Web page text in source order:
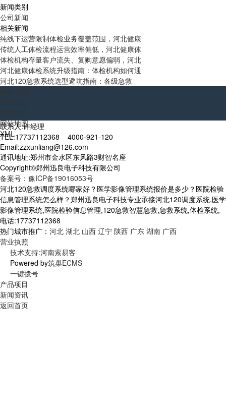
新闻类别
公司新闻
相关新闻
纯线下运营限制体检业务覆盖范围，河北健康
传统人工体检流程运营效率偏低，河北健康体
体检机构存量客户流失、复购意愿偏弱，河北
河北健康体检系统升级指南：体检机构如何通
河北120急救系统选型避坑指南：各级急救
网站地图
XML
联系人:许经理
TEL:17737112368 4000-921-120
Email:zzxunliang@126.com
通讯地址:郑州市金水区东风路3财智名座
Copyright©郑州迅良电子科技有限公司
备案号：豫ICP备19016053号
河北120急救调度系统哪家好？医学影像管理系统报价是多少？医院检验
信息管理系统怎么样？郑州迅良电子科技专业承接河北120调度系统,医学
影像管理系统,医院检验信息管理,120急救智慧急救,急救系统,体检系统,
电话:17737112368
热门城市推广： 河北 湖北 山西 辽宁 陕西 广东 湖南 广西
营业执照
技术支持:河南索易客
Powered by筑巢ECMS
一键拨号
产品项目
新闻资讯
返回首页